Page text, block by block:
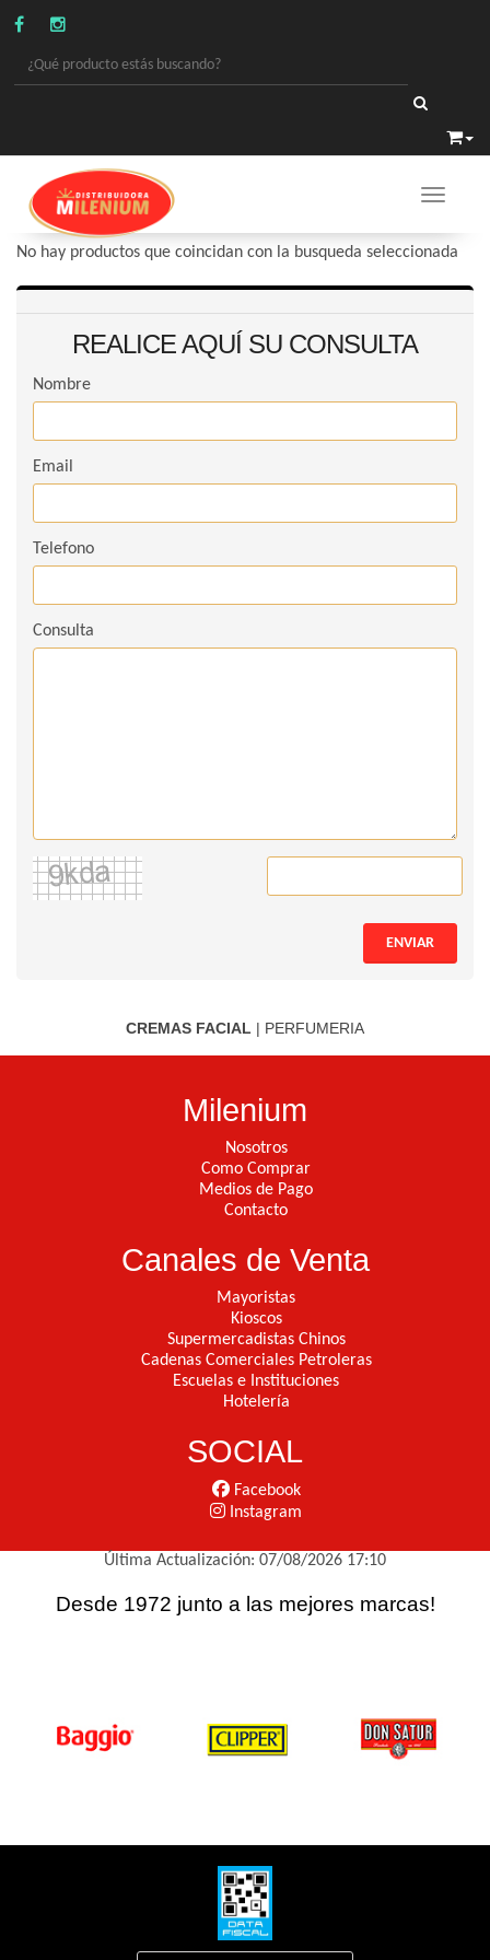
Toggle
PERFUMERIA
CREMAS FACIAL
No hay productos que coincidan con la busqueda seleccionada
REALICE AQUÍ SU CONSULTA
Nombre
Email
Telefono
Consulta
ENVIAR
CREMAS FACIAL | PERFUMERIA
Milenium
Nosotros
Como Comprar
Medios de Pago
Contacto
Canales de Venta
Mayoristas
Kioscos
Supermercadistas Chinos
Cadenas Comerciales Petroleras
Escuelas e Instituciones
Hotelería
SOCIAL
Facebook
Instagram
Última Actualización: 07/08/2026 17:10
Desde 1972 junto a las mejores marcas!